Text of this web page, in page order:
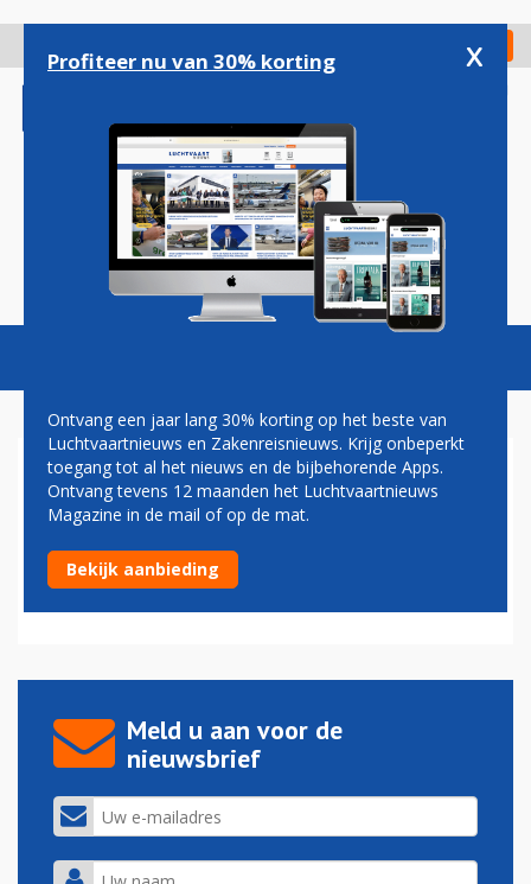
gaan
Check in
Magazine Podcasts Vacatures
HANDDRUK
Ruimtestation schudt Noordwijk de hand
04-06-2015 - 09:09
Meld u aan voor de
nieuwsbrief
Profiteer nu van 30% korting x
Ontvang een jaar lang 30% korting op het beste van
Luchtvaartnieuws en Zakenreisnieuws. Krijg onbeperkt
toegang tot al het nieuws en de bijbehorende Apps.
Ontvang tevens 12 maanden het Luchtvaartnieuws
Magazine in de mail of op de mat.
Bekijk aanbieding